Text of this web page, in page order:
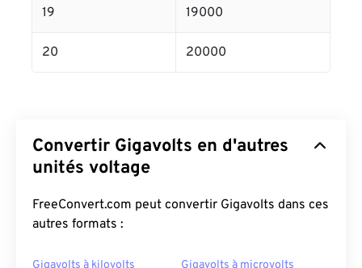
19 19000
20 20000
Convertir Gigavolts en d'autres
unités voltage
FreeConvert.com peut convertir Gigavolts dans ces
autres formats :
Gigavolts à kilovolts Gigavolts à microvolts